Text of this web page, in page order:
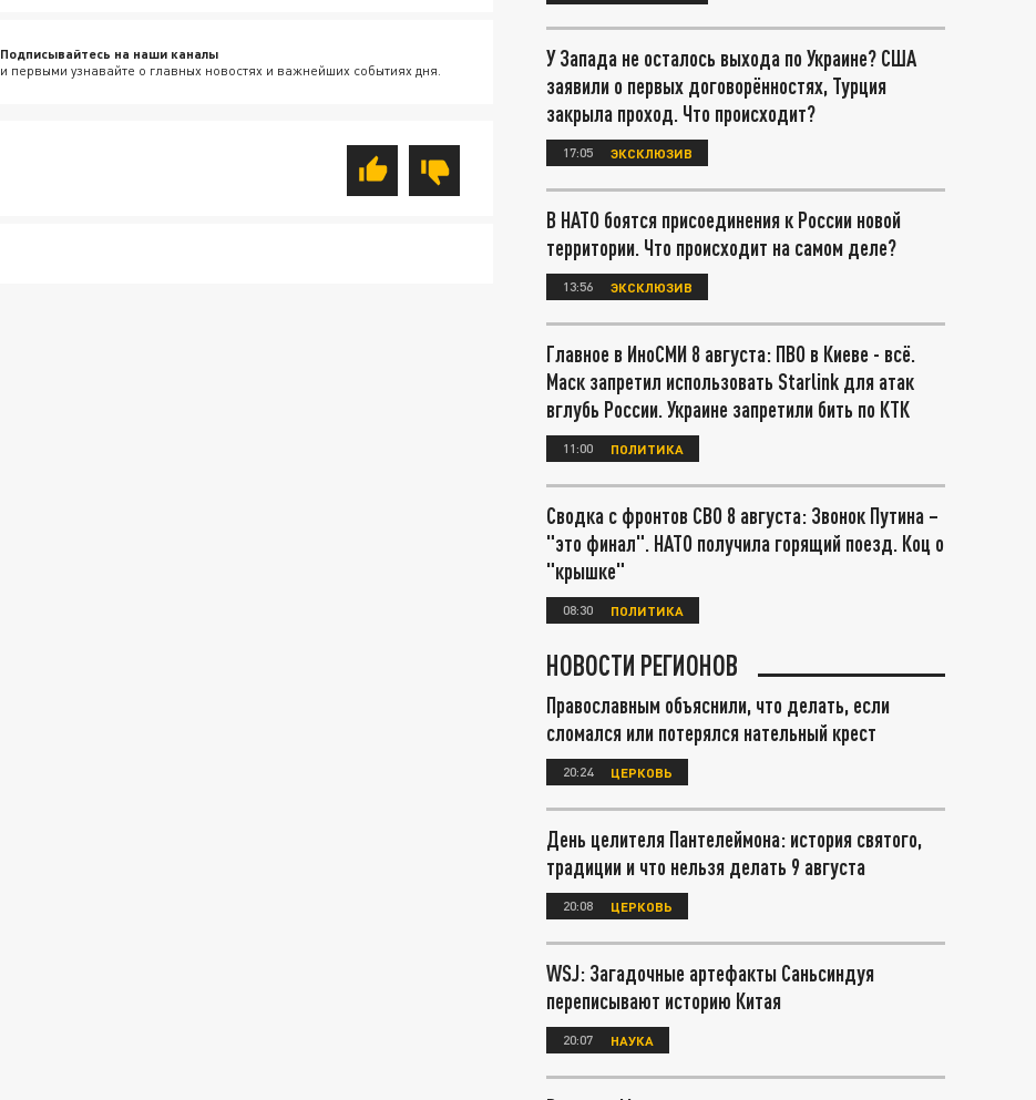
Подписывайтесь на наши каналы
и первыми узнавайте о главных новостях и важнейших событиях дня.
У Запада не осталось выхода по Украине? США
заявили о первых договорённостях, Турция
закрыла проход. Что происходит?
17:05 ЭКСКЛЮЗИВ
В НАТО боятся присоединения к России новой
территории. Что происходит на самом деле?
13:56 ЭКСКЛЮЗИВ
Главное в ИноСМИ 8 августа: ПВО в Киеве - всё.
Маск запретил использовать Starlink для атак
вглубь России. Украине запретили бить по КТК
11:00 ПОЛИТИКА
Сводка с фронтов СВО 8 августа: Звонок Путина –
"это финал". НАТО получила горящий поезд. Коц о
"крышке"
08:30 ПОЛИТИКА
НОВОСТИ РЕГИОНОВ
Православным объяснили, что делать, если
сломался или потерялся нательный крест
20:24 ЦЕРКОВЬ
День целителя Пантелеймона: история святого,
традиции и что нельзя делать 9 августа
20:08 ЦЕРКОВЬ
WSJ: Загадочные артефакты Саньсиндуя
переписывают историю Китая
20:07 НАУКА